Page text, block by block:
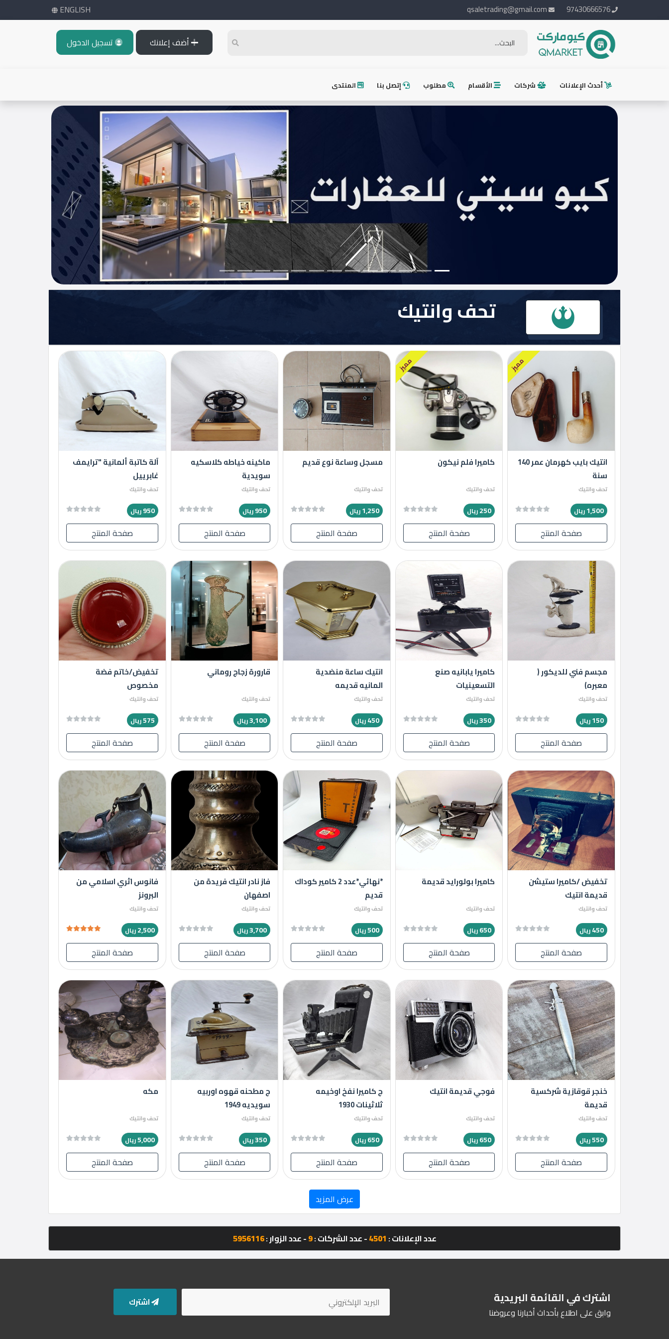
إعلانك
qsaletrading@gmail.com
ENGLISH
أضف إعلانك تسجيل الدخول
أحدث الإعلانات شركات الأقسام مطلوب إتصل بنا المنتدى
تحف وانتيك
مميز
انتيك بايب كهرمان عمر 140
سنة
تحف وانتيك
1,500ريال
صفحة المنتج
مميز
كاميرا فلم نيكون
تحف وانتيك
250ريال
صفحة المنتج
مسجل وساعة نوع قديم
تحف وانتيك
1,250ريال
صفحة المنتج
ماكينه خياطه كلاسكيه
سويدية
تحف وانتيك
950ريال
صفحة المنتج
آلة كاتبة ألمانية "ترايمف
غابرييل
تحف وانتيك
950ريال
صفحة المنتج
مجسم فني للديكور (
معبره)
تحف وانتيك
150ريال
صفحة المنتج
كاميرا يابانيه صنع
التسعينيات
تحف وانتيك
350ريال
صفحة المنتج
انتيك ساعة منضدية
المانيه قديمه
تحف وانتيك
450ريال
صفحة المنتج
قارورة زجاج روماني
تحف وانتيك
3,100ريال
صفحة المنتج
تخفيض/خاتم فضة
مخصوص
تحف وانتيك
575ريال
صفحة المنتج
تخفيض /كاميرا ستيشن
قديمة انتيك
تحف وانتيك
450ريال
صفحة المنتج
كاميرا بولورايد قديمة
تحف وانتيك
650ريال
صفحة المنتج
*نهائي*عدد 2 كامير كوداك
قديم
تحف وانتيك
500ريال
صفحة المنتج
فاز نادر انتيك فريدة من
اصفهان
تحف وانتيك
3,700ريال
صفحة المنتج
فانوس اثري اسلامي من
البرونز
تحف وانتيك
2,500ريال
صفحة المنتج
خنجر قوقازية شركسية
قديمة
تحف وانتيك
550ريال
صفحة المنتج
فوجي قديمة انتيك
تحف وانتيك
650ريال
صفحة المنتج
ج كاميرا نفخ اوخيمه
ثلاثينات 1930
تحف وانتيك
650ريال
صفحة المنتج
ج مطحنه قهوه اوربيه
سويديه 1949
تحف وانتيك
350ريال
صفحة المنتج
مكه
تحف وانتيك
5,000ريال
صفحة المنتج
عرض المزيد
عدد الإعلانات : 4501- عدد الشركات :9- عدد الزوار :5956116
اشترك في القائمة البريدية
وابق على اطلاع بأحداث أخبارنا وعروضنا
اشترك